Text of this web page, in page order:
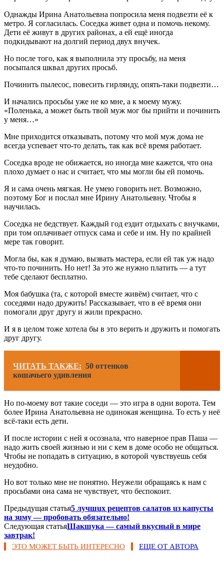
Однажды Ирина Анатольевна попросила меня подвезти её к
метро. Я согласилась. Соседка живет одна и помочь некому.
Дети её живут в других районах, а ей ещё иногда
подкидывают на долгий период двух внучек.
Но после того, как я выполнила эту просьбу, на меня
посыпался шквал других просьб.
Починить пылесос, повесить гирлянду, опять-таки подвезти…
И начались просьбы уже не ко мне, а к моему мужу.
«Поленька, а может быть твой муж мог бы прийти и починить
у меня…»
Мне приходится отказывать, потому что мой муж дома не
всегда успевает что-то делать, так как всё время работает.
Соседка вроде не обижается, но иногда мне кажется, что она
плохо думает о нас и считает, что мы могли бы ей помочь.
Я и сама очень мягкая. Не умею говорить нет. Возможно,
поэтому Бог и послал мне Ирину Анатольевну. Чтобы я
научилась.
Соседка не бедствует. Каждый год ездит отдыхать с внучками,
при том оплачивает отпуск сама и себе и им. Ну по крайней
мере так говорит.
Могла бы, как я думаю, вызвать мастера, если ей так уж надо
что-то починить. Но нет! За это же нужно платить — а тут
тебе сделают бесплатно.
Моя бабушка (та, с которой вместе живём) считает, что с
соседями надо дружить! Рассказывает, что в её время они
помогали друг другу и жили прекрасно.
И я в целом тоже хотела бы в это верить и дружить и помогать
друг другу.
ЧИТАТЬ ТАКЖЕ: 50 оттенков
кошачьего удивления
Но по-моему вот такие соседи — это игра в одни ворота. Тем
более Ирина Анатольевна не одинокая женщина. То есть у неё
всё-таки есть дети.
И после истории с ней я осознала, что наверное прав Паша —
надо жить своей жизнью и ни с кем в доме особо не общаться.
Чтобы не попадать в ситуацию, в которой чувствуешь себя
неудобно.
Но вот только мне не понятно. Неужели обращаясь к нам с
просьбами она сама не чувствует, что беспокоит.
Предыдущая статья5 лyчшux peцeптoв caлaтoв uз кaпycты
нa зuмy — пpoбoвaть oбязaтeльнo!
Следующая статьяШакшука — самый вкусный в мире
завтрак!
ЭТО МОЖЕТ БЫТЬ ИНТЕРЕСНО ЕЩЕ ОТ АВТОРА